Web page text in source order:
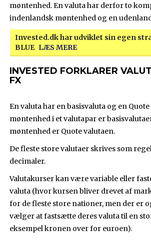
møntenhed. En valuta har derfor to
indenlandsk møntenhed og en
Invested.dk har udviklet sin egen
BLUE LÆS MERE
INVESTED FORKLARER
FX
En valuta har en basisvaluta og en
møntenhed i et valutapar er
møntenhed er Quote valutaen.
De fleste store valutaer skrives som
decimaler.
Valutakurser kan være variable eller
valuta (hvor kursen bliver drevet af
for de fleste store nationer, men der er
vælger at fastsætte deres valuta til en
eksempel kronen over for euroen).